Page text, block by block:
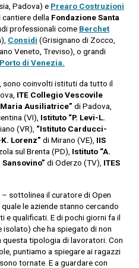
Padova) e Prearo Costruzioni
della Fondazione Santa
professionali come Berchet
Considi (Grisignano di Zocco,
Veneto, Treviso), o grandi
Porto di Venezia.
sono coinvolti istituti da tutto il
ITE Collegio Vescovile
Ausiliatrice” di Padova,
(VI), Istituto “P. Levi-L.
(VR), “Istituto Carducci-
Lorenz” di Mirano (VE), IIS
sul Brenta (PD), Istituto “A.
di Oderzo (TV), ITES
– sottolinea il curatore di Open
quale le aziende stanno cercando
e qualificati. E di pochi giorni fa il
isolato) che ha spiegato di non
tipologia di lavoratori. Con
puntiamo a spiegare ai ragazzi
tornate. E a guardare con